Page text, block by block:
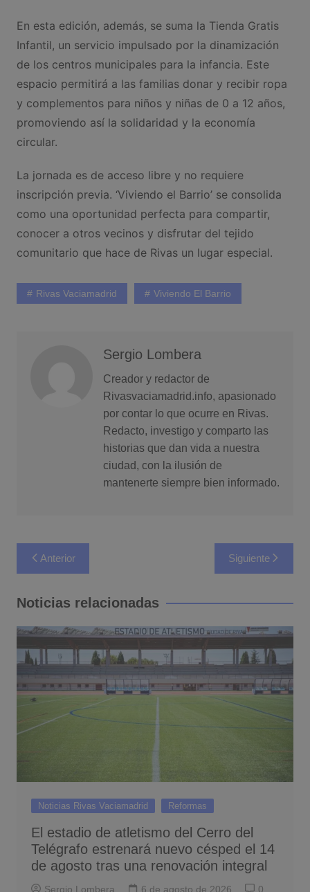
En esta edición, además, se suma la Tienda Gratis
Infantil, un servicio impulsado por la dinamización
de los centros municipales para la infancia. Este
espacio permitirá a las familias donar y recibir ropa
y complementos para niños y niñas de 0 a 12 años,
promoviendo así la solidaridad y la economía
circular.
La jornada es de acceso libre y no requiere
inscripción previa. ‘Viviendo el Barrio’ se consolida
como una oportunidad perfecta para compartir,
conocer a otros vecinos y disfrutar del tejido
comunitario que hace de Rivas un lugar especial.
Rivas Vaciamadrid Viviendo El Barrio
Sergio Lombera
Creador y redactor de
Rivasvaciamadrid.info, apasionado
por contar lo que ocurre en Rivas.
Redacto, investigo y comparto las
historias que dan vida a nuestra
ciudad, con la ilusión de
mantenerte siempre bien informado.
Navegación
de
entradas
Anterior Siguiente
Noticias relacionadas
Noticias Rivas Vaciamadrid Reformas
El estadio de atletismo del Cerro del
Telégrafo estrenará nuevo césped el 14
de agosto tras una renovación integral
Sergio Lombera 6 de agosto de 2026 0